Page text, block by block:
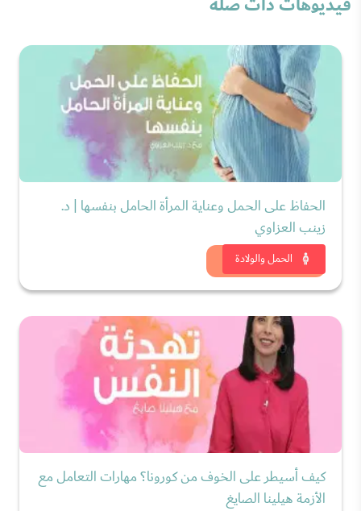
الحمل والولادة
الحفاظ على الحمل وعناية المرأة الحامل بنفسها | د.
زينب العزاوي
شاهد الان
كيف أسيطر على الخوف من كورونا؟ مهارات التعامل مع
الأزمة هيلينا الصايغ